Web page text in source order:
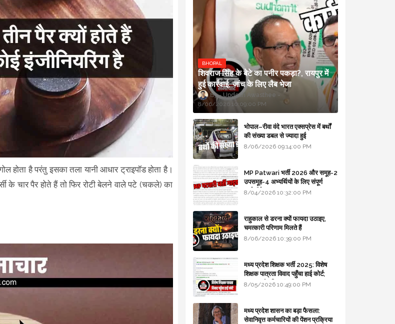
होता है परंतु इसका तला यानी आधार ट्राइपॉड होता है।
के चार पैर होते हैं तो फिर रोटी बेलने वाले पटे (चकले) का
BHOPAL
शिवराज सिंह के बेटे का पनीर पकड़ा?, रायपुर में
हुई कार्रवाई, जांच के लिए लैब भेजा
Updesh Awasthee
8/06/2026 10:09:00 PM
भोपाल–रीवा वंदे भारत एक्सप्रेस में बर्थों
की संख्या डबल से ज्यादा हुई
8/06/2026 09:14:00 PM
MP Patwari भर्ती 2026 और समूह-2
उपसमूह-4 अभ्यर्थियों के लिए संपूर्ण
मार्गदर्शिका
8/04/2026 10:32:00 PM
राहुकाल से डरना क्यों फायदा उठाइए,
चमत्कारी परिणाम मिलते हैं
8/06/2026 10:39:00 PM
मध्य प्रदेश शिक्षक भर्ती 2025: विशेष
शिक्षक पात्रता विवाद पहुँचा हाई कोर्ट;
सरकार से माँगा जवाब
8/05/2026 10:49:00 PM
मध्य प्रदेश शासन का बड़ा फैसला:
सेवानिवृत्त कर्मचारियों की पेंशन प्रक्रिया